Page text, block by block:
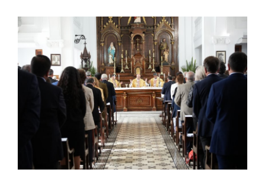
Pregrado
Postgrado
Formación Continua
Estudiantes
Académicos
Funcionarios